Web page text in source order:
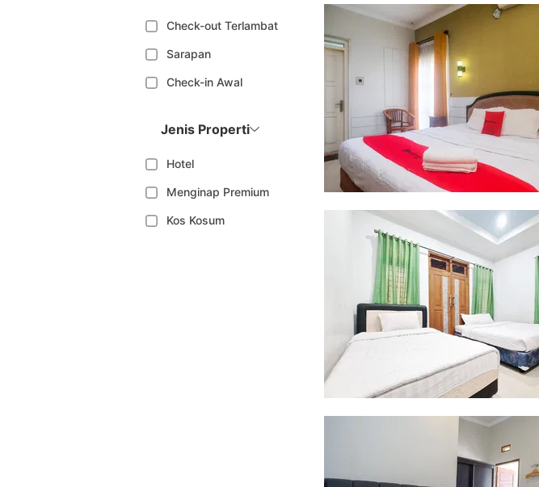
Check-out Terlambat
Sarapan
Check-in Awal
Jenis Properti
Hotel
Menginap Premium
Kos Kosum